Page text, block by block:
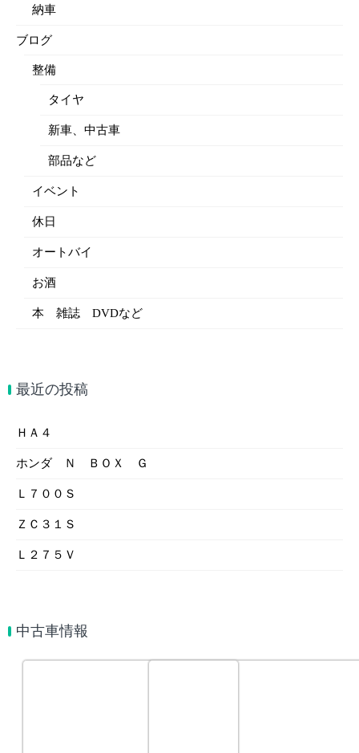
納車
ブログ
整備
タイヤ
新車、中古車
部品など
イベント
休日
オートバイ
お酒
本 雑誌 DVDなど
最近の投稿
ＨＡ４
ホンダ Ｎ ＢＯＸ Ｇ
Ｌ７００Ｓ
ＺＣ３１Ｓ
Ｌ２７５Ｖ
中古車情報